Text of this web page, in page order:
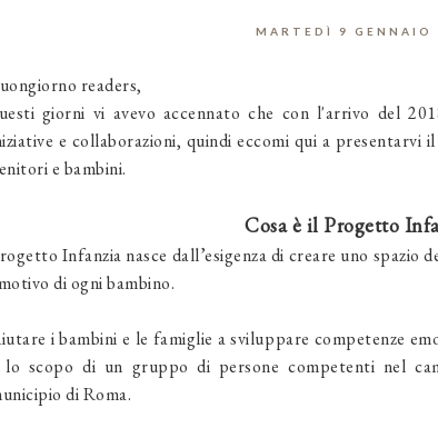
MARTEDÌ 9 GENNAIO
readers,
giorni vi avevo accennato che con l'arrivo del
e collaborazioni, quindi eccomi qui a
e bambini.
Cosa è il Progetto
Infanzia nasce dall’esigenza di creare uno spazio
di ogni bambino.
i bambini e le famiglie a sviluppare competenze
lo scopo di un gruppo di persone competenti nel
di Roma.